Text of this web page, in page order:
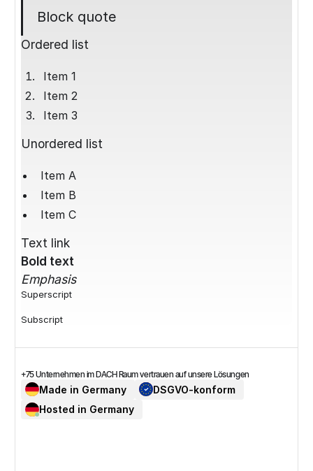
Block quote
Ordered list
Item 1
Item 2
Item 3
Unordered list
Item A
Item B
Item C
Text link
Bold text
Emphasis
Superscript
Subscript
+75 Unternehmen im DACH Raum vertrauen auf unsere Lösungen
Made in Germany
DSGVO-konform
Hosted in Germany